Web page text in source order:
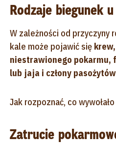
Rodzaje biegunek
W zależności od przyczyny
kale może pojawić się
niestrawionego pokarmu,
lub jaja i człony
Jak rozpoznać, co
Zatrucie